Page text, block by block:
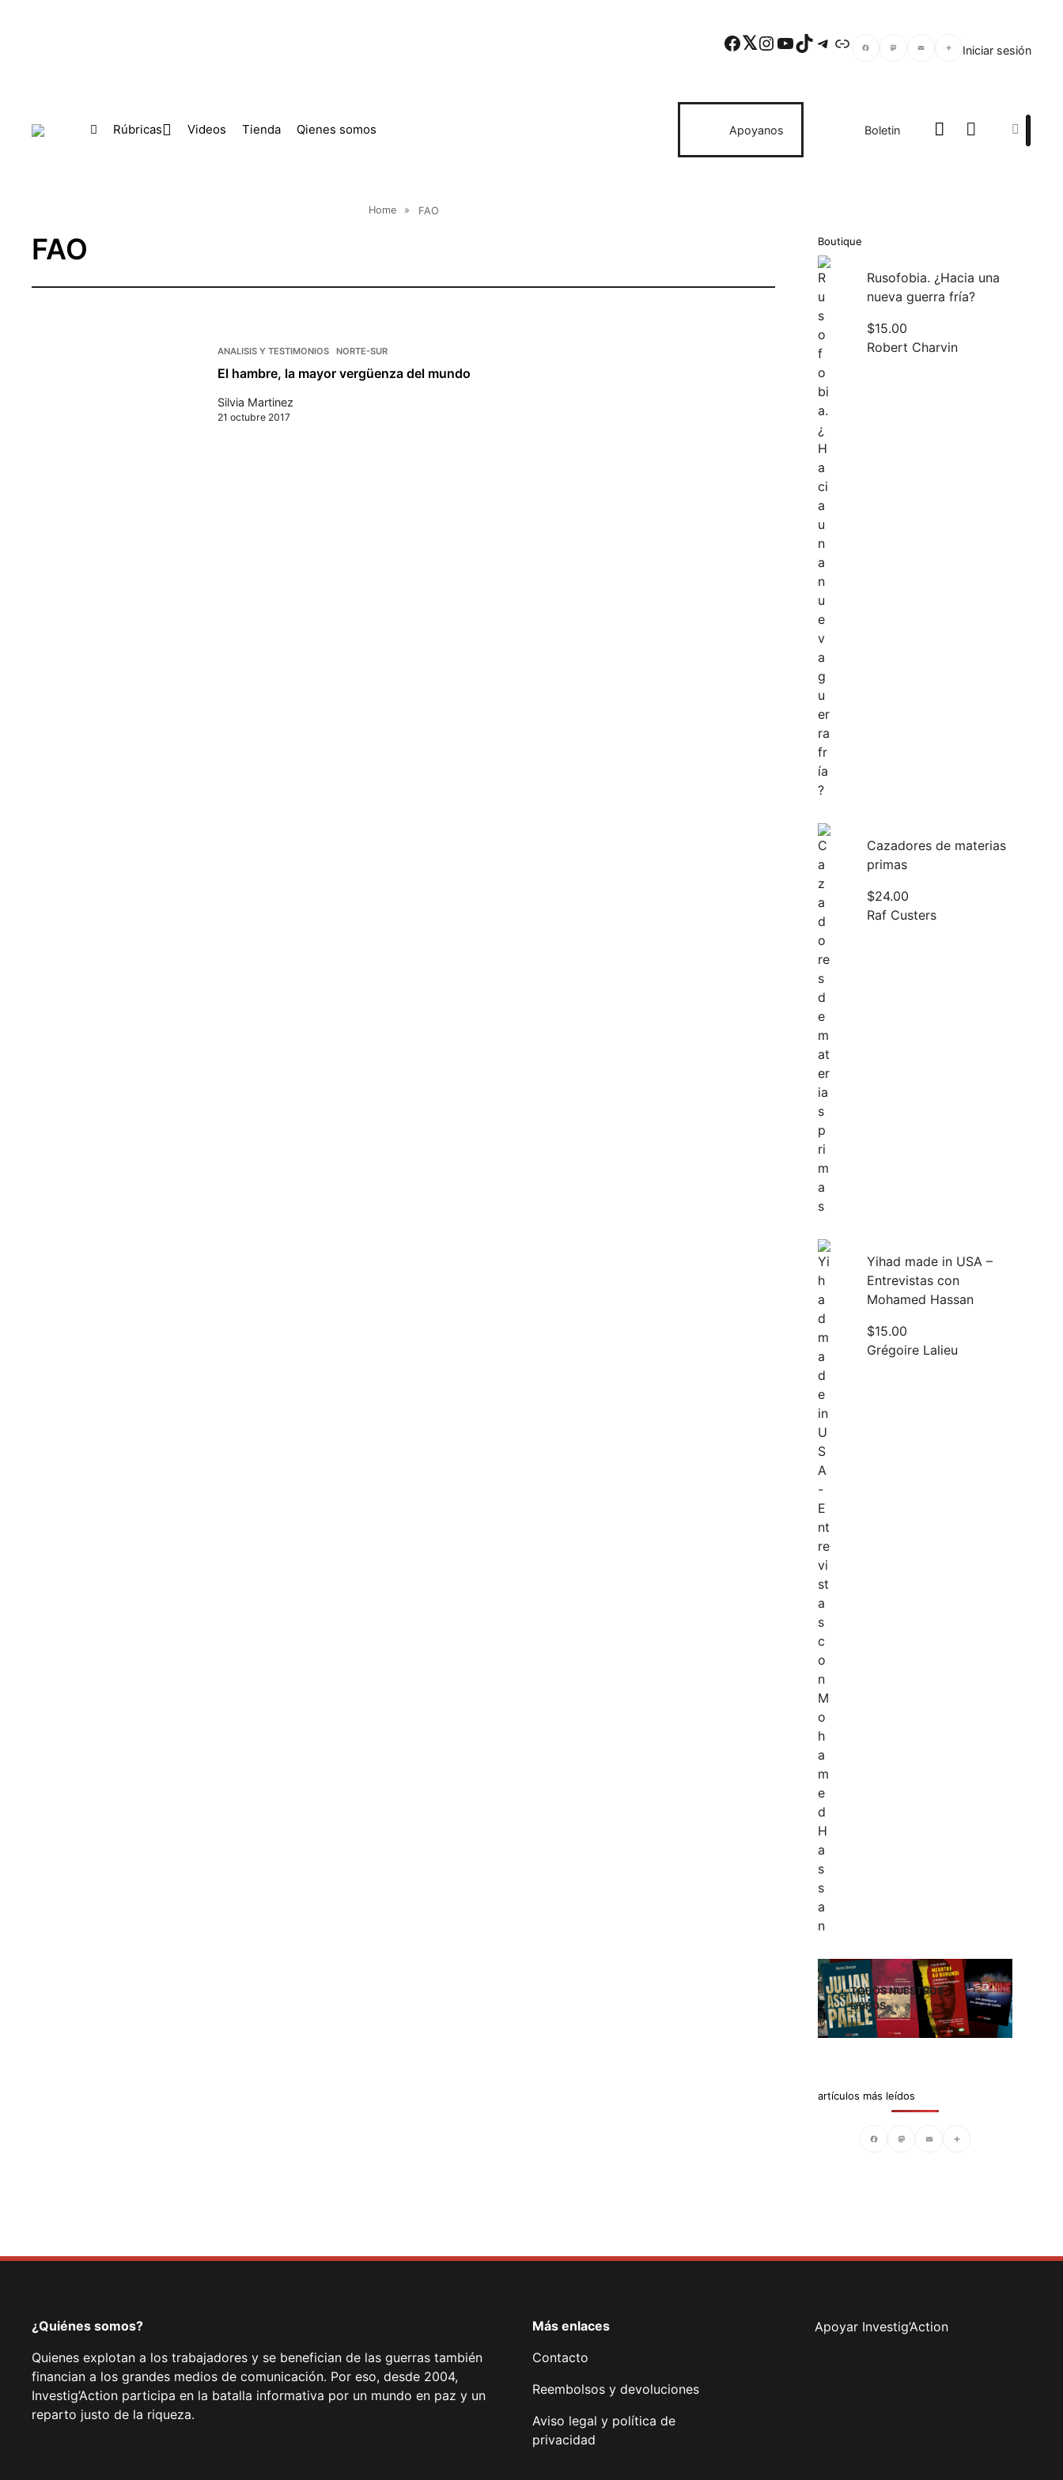
Facebook Twitter Instagram YouTube TikTok Telegram Enlace Iniciar sesión
Rúbricas Videos Tienda Qienes somos Apoyanos Boletin
Home » FAO
FAO
ANALISIS Y TESTIMONIOS NORTE-SUR
El hambre, la mayor vergüenza del mundo
Silvia Martinez
21 octubre 2017
Boutique
Rusofobia. ¿Hacia una
nueva guerra fría?
$15.00
Robert Charvin
Cazadores de materias
primas
$24.00
Raf Custers
Yihad made in USA –
Entrevistas con
Mohamed Hassan
$15.00
Grégoire Lalieu
TODOS NUESTROS
LIBROS
artículos más leídos
¿Quiénes somos?
Quienes explotan a los trabajadores y se benefician de las guerras también
financian a los grandes medios de comunicación. Por eso, desde 2004,
Investig’Action participa en la batalla informativa por un mundo en paz y un
reparto justo de la riqueza.
Más enlaces
Contacto
Reembolsos y devoluciones
Aviso legal y política de
privacidad
Apoyar Investig’Action